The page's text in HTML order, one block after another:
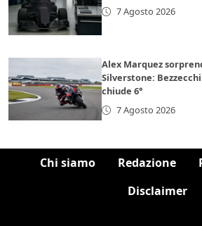
7 Agosto 2026
Alex Marquez
Silverstone:
chiude 6°
7 Agosto 2026
Chi siamo Redazione
Disclaimer